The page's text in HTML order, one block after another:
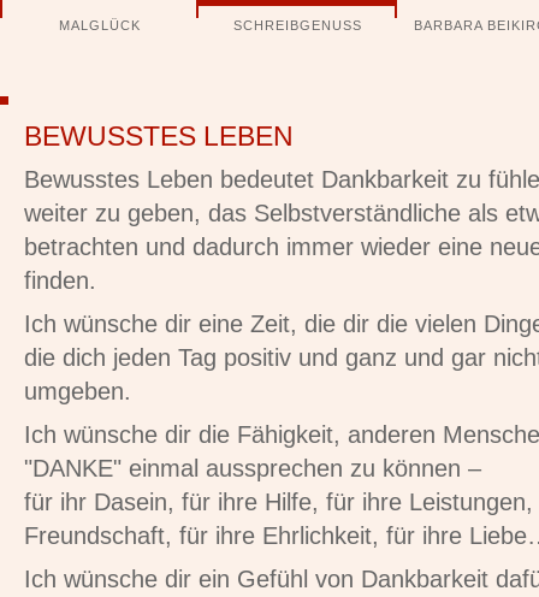
überspringenMALGLÜCK SCHREIBGENUSS BARBARA
BEWUSSTES LEBEN
Bewusstes Leben bedeutet Dankbarkeit zu
weiter zu geben, das Selbstverständliche als
betrachten und dadurch immer wieder eine
finden.
Ich wünsche dir eine Zeit, die dir die vielen
die dich jeden Tag positiv und ganz und gar
umgeben.
Ich wünsche dir die Fähigkeit, anderen
"DANKE" einmal aussprechen zu können –
für ihr Dasein, für ihre Hilfe, für ihre
Freundschaft, für ihre Ehrlichkeit, für ihre
Ich wünsche dir ein Gefühl von Dankbarkeit